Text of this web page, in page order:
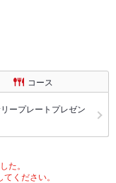
コース
ープレートプレゼン
た。
ください。